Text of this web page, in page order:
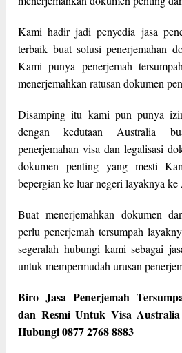
Kami hadir jadi penyedia jasa
terbaik buat solusi penerjemahan
Kami punya penerjemah
menerjemahkan ratusan dokumen
Disamping itu kami pun punya
dengan kedutaan Australia
penerjemahan visa dan legalisasi
dokumen penting yang mesti
bepergian ke luar negeri layaknya ke
Buat menerjemahkan dokumen
perlu penerjemah tersumpah
segeralah hubungi kami sebagai
untuk mempermudah urusan
Biro Jasa Penerjemah
dan Resmi Untuk Visa
Hubungi 0877 2768 8883